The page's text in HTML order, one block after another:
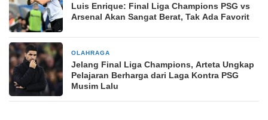
Luis Enrique: Final Liga Champions PSG vs
Arsenal Akan Sangat Berat, Tak Ada Favorit
OLAHRAGA
Jelang Final Liga Champions, Arteta Ungkap
Pelajaran Berharga dari Laga Kontra PSG
Musim Lalu